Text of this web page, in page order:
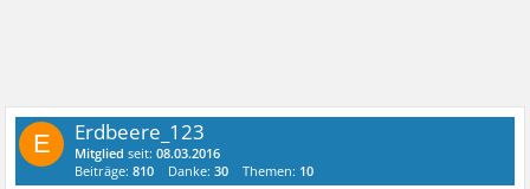
E Erdbeere_123
Mitglied seit:08.03.2016
Beiträge:810 Danke:30 Themen: 10